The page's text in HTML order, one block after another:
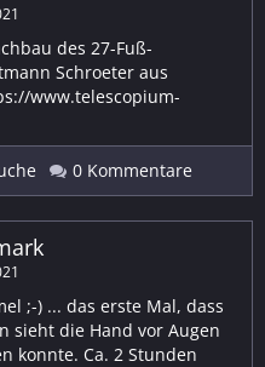
des 27-Fuß-
Schroeter aus
www.telescopium-
0 Kommentare
;-) ... das erste Mal, dass
sieht die Hand vor Augen
konnte. Ca. 2 Stunden